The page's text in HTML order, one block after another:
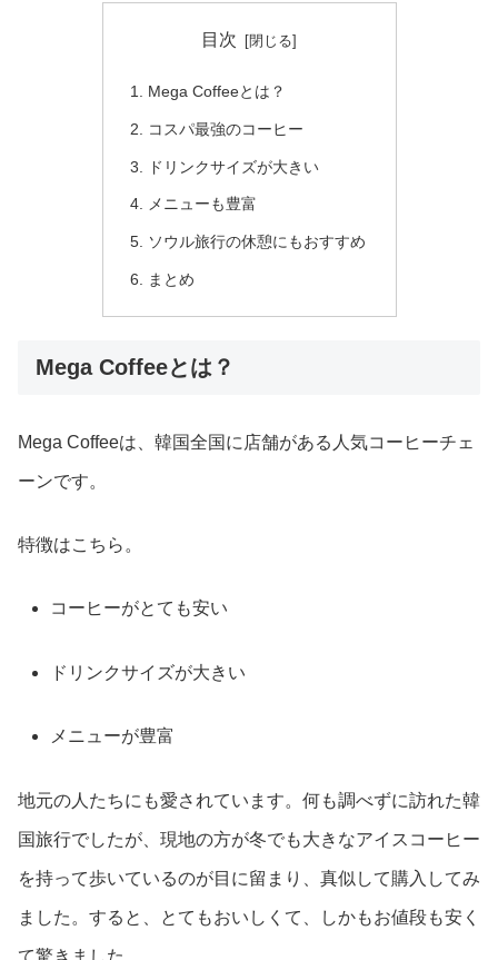
目次
Mega Coffeeとは？
コスパ最強のコーヒー
ドリンクサイズが大きい
メニューも豊富
ソウル旅行の休憩にもおすすめ
まとめ
Mega Coffeeとは？
Mega Coffeeは、韓国全国に店舗がある人気コーヒーチェ
ーンです。
特徴はこちら。
コーヒーがとても安い
ドリンクサイズが大きい
メニューが豊富
地元の人たちにも愛されています。何も調べずに訪れた韓
国旅行でしたが、現地の方が冬でも大きなアイスコーヒー
を持って歩いているのが目に留まり、真似して購入してみ
ました。すると、とてもおいしくて、しかもお値段も安く
て驚きました。